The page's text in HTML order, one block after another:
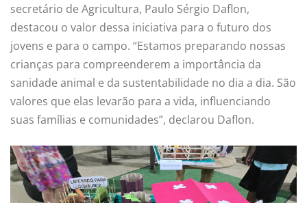
secretário de Agricultura, Paulo Sérgio Daflon,
destacou o valor dessa iniciativa para o futuro dos
jovens e para o campo. “Estamos preparando nossas
crianças para compreenderem a importância da
sanidade animal e da sustentabilidade no dia a dia. São
valores que elas levarão para a vida, influenciando
suas famílias e comunidades”, declarou Daflon.